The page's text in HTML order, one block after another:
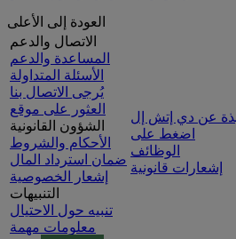
العودة إلى الأعلى
المساعدة والدعم
الأسئلة المتداولة
يُرجى الاتصال بنا
العثور على موقع
الشؤون القانونية
الأحكام والشروط
ضمان استرداد المال
إشعار الخصوصية
التنبيهات
تنبيه حول الاحتيال
معلومات مهمة
عن دي إتش إل
اضغط على
الوظائف
إشعارات قانونية